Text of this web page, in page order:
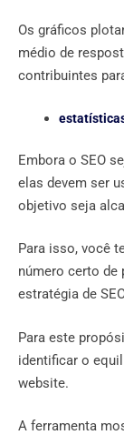
Os gráficos
médio de
contribuintes
Embora o SEO
elas devem ser
objetivo seja
Para isso, você
número certo de
estratégia de
Para este
identificar o
website.
A ferramenta